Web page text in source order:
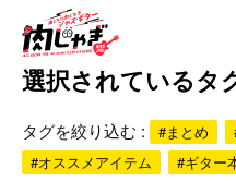
選択されているタ
タグを絞り込む : #まとめ
#オススメアイテム
#ギター